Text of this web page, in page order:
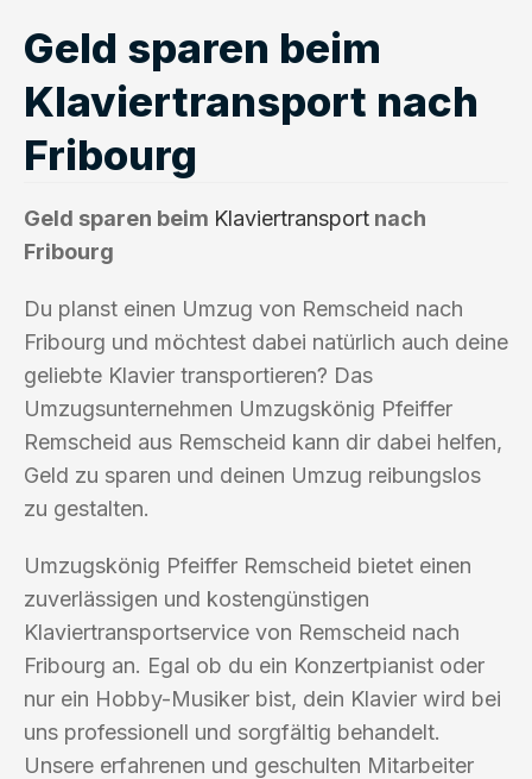
Geld sparen beim
Klaviertransport nach
Fribourg
Geld sparen beim Klaviertransport nach
Fribourg
Du planst einen Umzug von Remscheid nach
Fribourg und möchtest dabei natürlich auch deine
geliebte Klavier transportieren? Das
Umzugsunternehmen Umzugskönig Pfeiffer
Remscheid aus Remscheid kann dir dabei helfen,
Geld zu sparen und deinen Umzug reibungslos
zu gestalten.
Umzugskönig Pfeiffer Remscheid bietet einen
zuverlässigen und kostengünstigen
Klaviertransportservice von Remscheid nach
Fribourg an. Egal ob du ein Konzertpianist oder
nur ein Hobby-Musiker bist, dein Klavier wird bei
uns professionell und sorgfältig behandelt.
Unsere erfahrenen und geschulten Mitarbeiter